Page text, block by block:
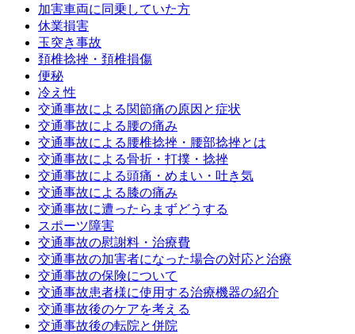
加害車両に同乗していた方
休業損害
玉突き事故
頚椎捻挫・頚椎損傷
便秘
冷え性
交通事故による関節痛の原因と症状
交通事故による腰の痛み
交通事故による腰椎捻挫・腰部捻挫とは
交通事故による骨折・打撲・捻挫
交通事故による頭痛・めまい・吐き気
交通事故による膝の痛み
交通事故に遭ったらまずどうする
スポーツ障害
交通事故の慰謝料・治療費
交通事故の加害者になった場合の対応と治療
交通事故の保険について
交通事故患者様に使用する治療機器の紹介
交通事故後のケアを考える
交通事故後の転院と併院